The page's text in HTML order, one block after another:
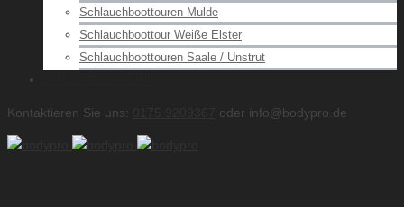
Schlauchboottouren Mulde
Schlauchboottour Weiße Elster
Schlauchboottouren Saale / Unstrut
Kontaktieren Sie uns: oder info@bodypro.de